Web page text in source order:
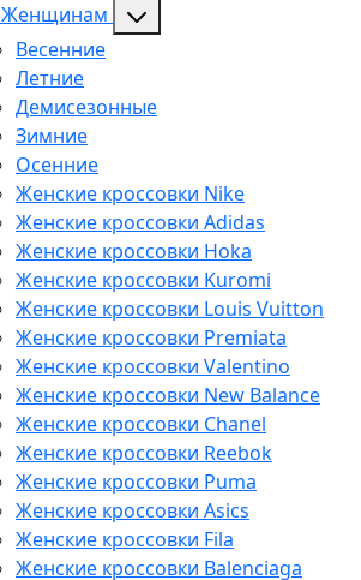
Женщинам
Весенние
Летние
Демисезонные
Зимние
Осенние
Женские кроссовки Nike
Женские кроссовки Adidas
Женские кроссовки Hoka
Женские кроссовки Kuromi
Женские кроссовки Louis Vuitton
Женские кроссовки Premiata
Женские кроссовки Valentino
Женские кроссовки New Balance
Женские кроссовки Chanel
Женские кроссовки Reebok
Женские кроссовки Puma
Женские кроссовки Asics
Женские кроссовки Fila
Женские кроссовки Balenciaga